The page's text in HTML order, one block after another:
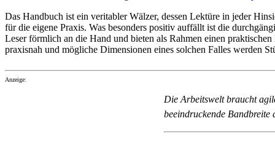
Das Handbuch ist ein veritabler Wälzer, dessen Lektüre in jeder
für die eigene Praxis. Was besonders positiv auffällt ist die
Leser förmlich an die Hand und bieten als Rahmen einen
praxisnah und mögliche Dimensionen eines solchen Falles werden
Anzeige:
Die Arbeitswelt braucht
beeindruckende